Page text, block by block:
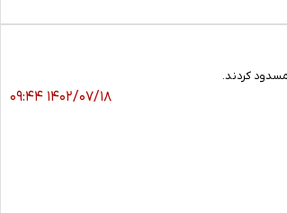
کردند.
۱۴۰۲/۰۷/۱۸ ۰۹:۴۴